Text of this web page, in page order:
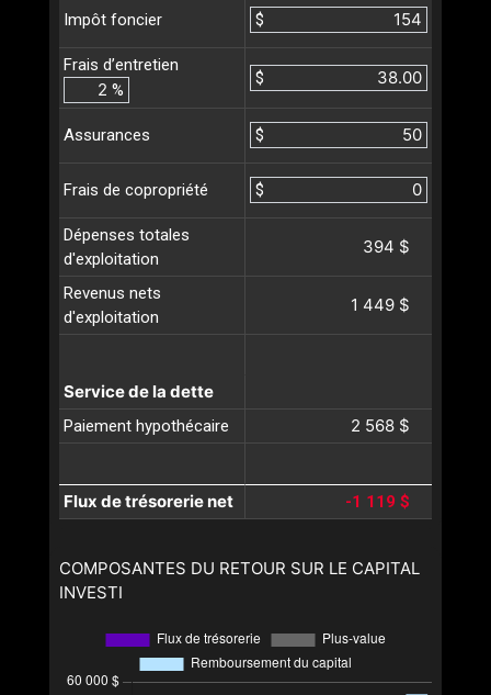
Impôt foncier $
Frais d’entretien
%
$
Assurances $
Frais de copropriété $
Dépenses totales
d'exploitation
394 $
Revenus nets
d'exploitation
1 449 $
Service de la dette
Paiement hypothécaire 2 568 $
Flux de trésorerie net -1 119 $
COMPOSANTES DU RETOUR SUR LE CAPITAL
INVESTI